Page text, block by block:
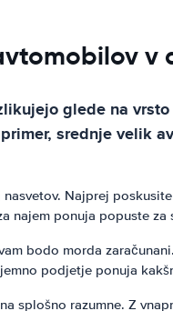
v
glede na
srednje velik
Najprej
najem ponuja popuste
bodo morda
podjetje ponuja
splošno razumne. Z